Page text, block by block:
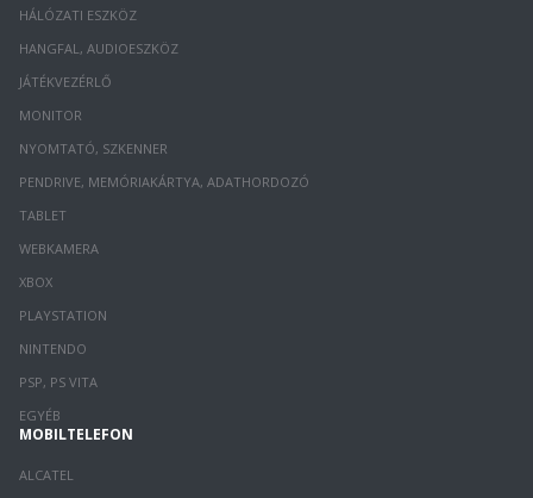
HÁLÓZATI ESZKÖZ
HANGFAL, AUDIOESZKÖZ
JÁTÉKVEZÉRLŐ
MONITOR
NYOMTATÓ, SZKENNER
PENDRIVE, MEMÓRIAKÁRTYA, ADATHORDOZÓ
TABLET
WEBKAMERA
XBOX
PLAYSTATION
NINTENDO
PSP, PS VITA
EGYÉB
MOBILTELEFON
ALCATEL